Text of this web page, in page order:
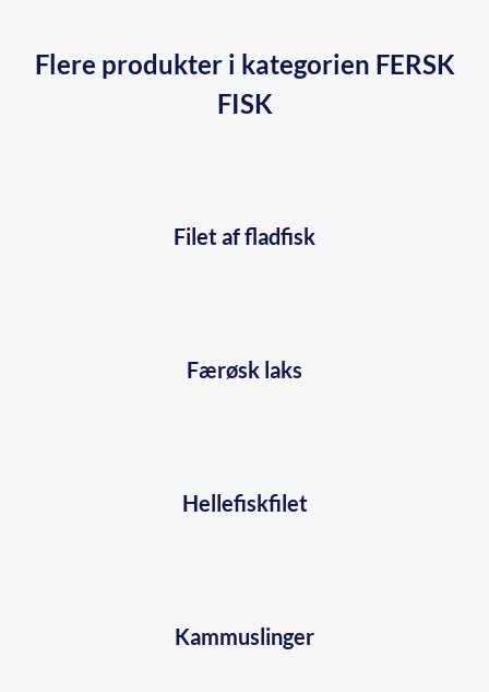
Flere produkter i kategorien FERSK
FISK
Filet af fladfisk
Færøsk laks
Hellefiskfilet
Kammuslinger